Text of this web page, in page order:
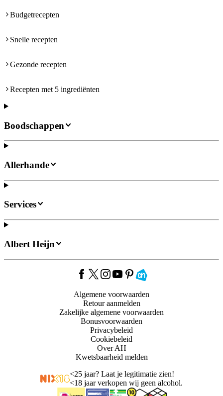
Budgetrecepten
Snelle recepten
Gezonde recepten
Recepten met 5 ingrediënten
Boodschappen
Allerhande
Services
Albert Heijn
Algemene voorwaarden
Retour aanmelden
Zakelijke algemene voorwaarden
Bonusvoorwaarden
Privacybeleid
Cookiebeleid
Over AH
Kwetsbaarheid melden
<25 jaar? Laat je legitimatie zien!
<18 jaar verkopen wij geen alcohol.